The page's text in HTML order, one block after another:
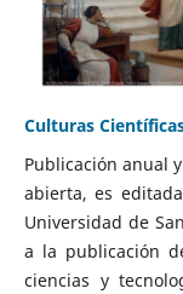
Culturas
Publicación anual
abierta, es
Universidad de
a la publicación
ciencias y